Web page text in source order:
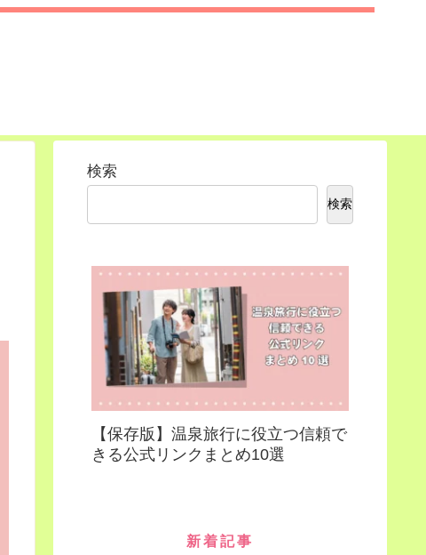
検索
検索
【保存版】温泉旅行に役立つ信頼で
きる公式リンクまとめ10選
新着記事